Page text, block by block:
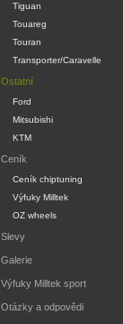
Tiguan
Touareg
Touran
Transporter/Caravelle
Ostatní
Ford
Mitsubishi
KTM
Ceník
Ceník chiptuning
Výfuky Milltek
OZ wheels
Slevy
Galerie
Výfuky Milltek sport
Otázky a odpovědi